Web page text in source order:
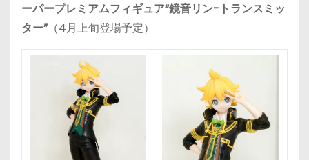
ーパープレミアムフィギュア“鏡音リン-トランスミッ
ター”（4月上旬登場予定）